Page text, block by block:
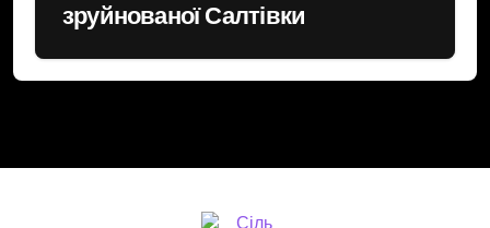
зруйнованої Салтівки